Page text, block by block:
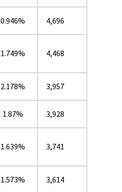
0.946% 4,696
1.749% 4,468
2.178% 3,957
1.87% 3,928
1.639% 3,741
1.573% 3,614